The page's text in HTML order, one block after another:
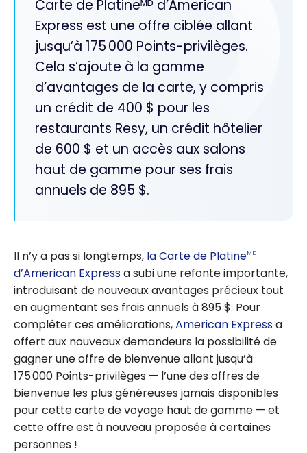
Carte de Platineᴹᴰ d’American
Express est une offre ciblée allant
jusqu’à 175 000 Points-privilèges.
Cela s’ajoute à la gamme
d’avantages de la carte, y compris
un crédit de 400 $ pour les
restaurants Resy, un crédit hôtelier
de 600 $ et un accès aux salons
haut de gamme pour ses frais
annuels de 895 $.
Il n’y a pas si longtemps, la Carte de PlatineMD
d’American Expressa subi une refonte importante,
introduisant de nouveaux avantages précieux tout
en augmentant ses frais annuels à 895 $. Pour
compléter ces améliorations,American Expressa
offert aux nouveaux demandeurs la possibilité de
gagner une offre de bienvenue allant jusqu’à
175 000 Points-privilèges — l’une des offres de
bienvenue les plus généreuses jamais disponibles
pour cette carte de voyage haut de gamme — et
cette offre est à nouveau proposée à certaines
personnes !